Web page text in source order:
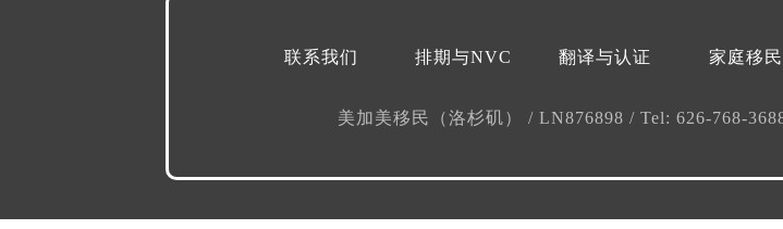
家庭移民
翻译与认证
排期与NVC
联系我们
美加美移民（洛杉矶） / LN876898 / Tel: 626-768-